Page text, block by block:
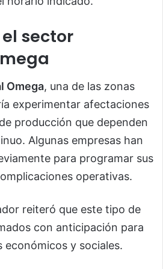
sector
Omega, una de las zonas
experimentar afectaciones
producción que dependen
Algunas empresas han
para programar sus
operativas.
reiteró que este tipo de
con anticipación para
económicos y sociales.